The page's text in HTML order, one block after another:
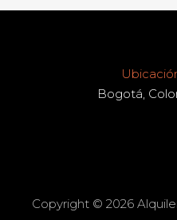
Bogotá,
Copyright © 2026